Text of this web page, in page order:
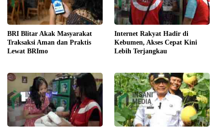
BRI Blitar Akak Masyarakat
Traksaksi Aman dan Praktis
Lewat BRImo
Internet Rakyat Hadir di
Kebumen, Akses Cepat Kini
Lebih Terjangkau